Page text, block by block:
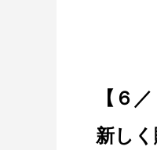
【６
新し